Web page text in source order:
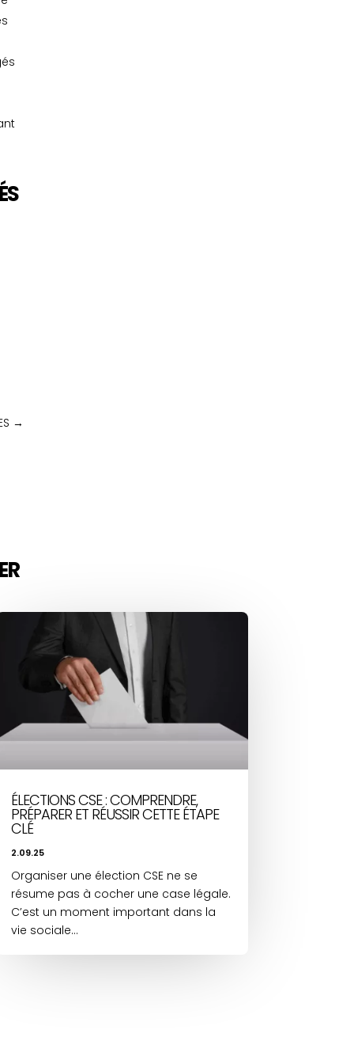
→
ÉLECTIONS CSE : COMPRENDRE,
PRÉPARER ET RÉUSSIR CETTE ÉTAPE
CLÉ
2.09.25
Organiser une élection CSE ne se
résume pas à cocher une case légale.
C’est un moment important dans la
vie sociale...